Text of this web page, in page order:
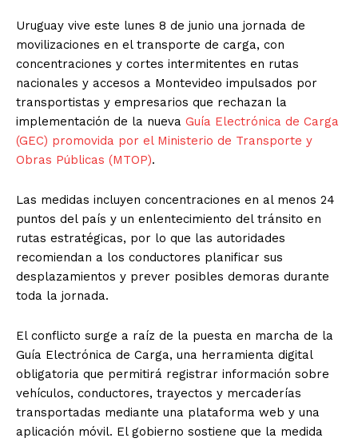
Uruguay vive este lunes 8 de junio una jornada de
movilizaciones en el transporte de carga, con
concentraciones y cortes intermitentes en rutas
nacionales y accesos a Montevideo impulsados por
transportistas y empresarios que rechazan la
implementación de la nueva Guía Electrónica de Carga
(GEC) promovida por el Ministerio de Transporte y
Obras Públicas (MTOP).
Las medidas incluyen concentraciones en al menos 24
puntos del país y un enlentecimiento del tránsito en
rutas estratégicas, por lo que las autoridades
recomiendan a los conductores planificar sus
desplazamientos y prever posibles demoras durante
toda la jornada.
El conflicto surge a raíz de la puesta en marcha de la
Guía Electrónica de Carga, una herramienta digital
obligatoria que permitirá registrar información sobre
vehículos, conductores, trayectos y mercaderías
transportadas mediante una plataforma web y una
aplicación móvil. El gobierno sostiene que la medida